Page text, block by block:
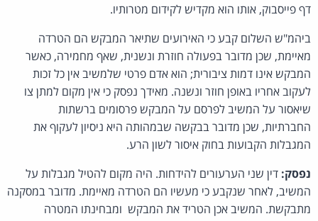
דף פייסבוק, אותו הוא מקדיש לקידום מטרותיו.
ביהמ"ש השלום קבע כי האירועים שתיאר המבקש הם הטרדה
מאיימת, שכן מדובר בפעולה חוזרת ונשנית, שאף מחמירה, כאשר
המבקש אינו דמות ציבורית; הוא אדם פרטי שלמשיב אין כל זכות
לעקוב אחריו באופן חוזר ונשנה. מאידך נפסק כי אין מקום למתן צו
שיאסור על המשיב לפרסם על המבקש פרסומים ברשתות
החברתיות, שכן מדובר בבקשה שבמהותה היא ניסיון לעקוף את
המגבלות הקבועות בחוק איסור לשון הרע.
נפסק: דין שני הערעורים להידחות. היה מקום להטיל מגבלות על
המשיב, לאחר שנקבע כי מעשיו הם הטרדה מאיימת. מדובר במסקנה
מתבקשת. המשיב אכן הטריד את המבקש ומבחינתו המטרה